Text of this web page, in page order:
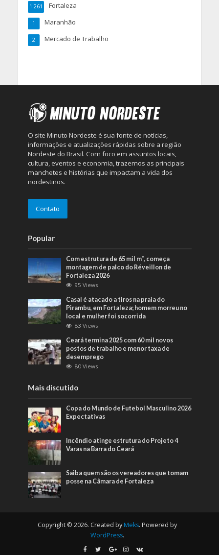
Fortaleza
1.261
Maranhão
1
Mercado de Trabalho
2
O site Minuto Nordeste é sua fonte de notícias,
informações e atualizações rápidas sobre a região
Nordeste do Brasil. Com foco em assuntos locais,
cultura, eventos e economia, trazemos as principais
manchetes e histórias que impactam a vida dos
nordestinos.
Contato
Popular
Com estrutura de 65 mil m², começa
montagem de palco do Réveillon de
Fortaleza 2026
95 Views
Casal é atacado a tiros na praia do
Pirambu, em Fortaleza; homem morreu no
local e mulher foi socorrida
83 Views
Ceará termina 2025 com 60 mil novos
postos de trabalho e menor taxa de
desemprego
80 Views
Mais discutido
Copa do Mundo de Futebol Masculino 2026
Expectativas
Incêndio atinge estrutura do Projeto 4
Varas na Barra do Ceará
Saiba quem são os vereadores que tomam
posse na Câmara de Fortaleza
Copyright © 2026. Created by Meks. Powered by
WordPress.